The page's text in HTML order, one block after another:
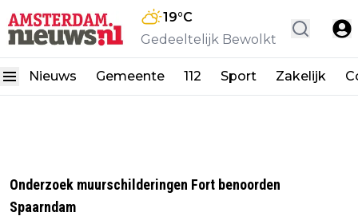
19°C
Gedeeltelijk Bewolkt
Nieuws Gemeente 112 Sport Zakelijk
Onderzoek muurschilderingen Fort benoorden
Spaarndam